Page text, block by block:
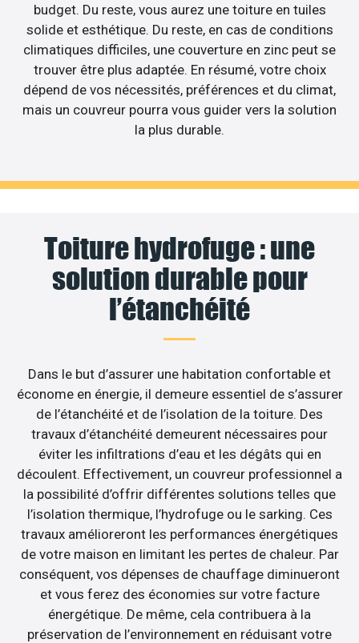
budget. Du reste, vous aurez une toiture en tuiles
solide et esthétique. Du reste, en cas de conditions
climatiques difficiles, une couverture en zinc peut se
trouver être plus adaptée. En résumé, votre choix
dépend de vos nécessités, préférences et du climat,
mais un couvreur pourra vous guider vers la solution
la plus durable.
Toiture hydrofuge : une
solution durable pour
l’étanchéité
Dans le but d’assurer une habitation confortable et
économe en énergie, il demeure essentiel de s’assurer
de l’étanchéité et de l’isolation de la toiture. Des
travaux d’étanchéité demeurent nécessaires pour
éviter les infiltrations d’eau et les dégâts qui en
découlent. Effectivement, un couvreur professionnel a
la possibilité d’offrir différentes solutions telles que
l’isolation thermique, l’hydrofuge ou le sarking. Ces
travaux amélioreront les performances énergétiques
de votre maison en limitant les pertes de chaleur. Par
conséquent, vos dépenses de chauffage diminueront
et vous ferez des économies sur votre facture
énergétique. De même, cela contribuera à la
préservation de l’environnement en réduisant votre